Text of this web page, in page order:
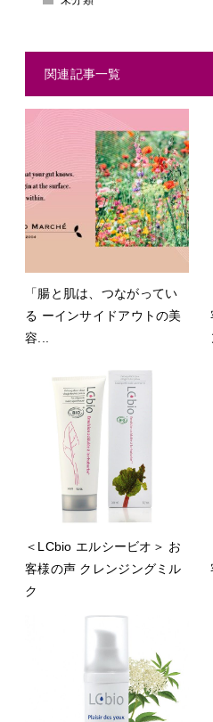
関連記事一覧
「腸と肌は、つながってい
る ーインサイドアウトの美
容...
＜LCbio エルシービオ＞ お
客様の声 クレンジングミル
ク